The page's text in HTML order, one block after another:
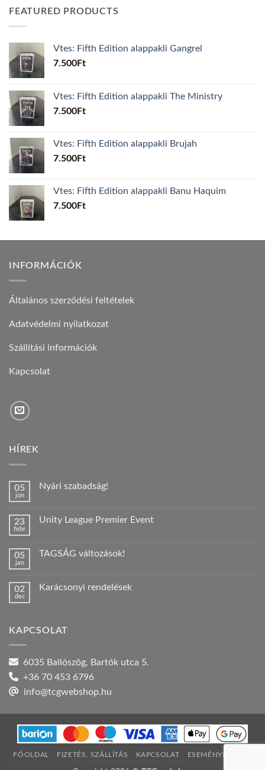
FEATURED PRODUCTS
Vtes: Fifth Edition alappakli Gangrel
7.500Ft
Vtes: Fifth Edition alappakli The Ministry
7.500Ft
Vtes: Fifth Edition alappakli Brujah
7.500Ft
Vtes: Fifth Edition alappakli Banu Haquim
7.500Ft
INFORMÁCIÓK
Általános szerződési feltételek
Adatvédelmi nyilatkozat
Szállítási információk
Kapcsolat
HÍREK
05
jún
Nyári szabadság!
Nyári
23
febr
Unity League Premier Event
Unity
bejegyzéshez
05
jan
TAGSÁG változások!
TAGSÁG
02
dec
Karácsonyi rendelések
rendelések
KAPCSOLAT
6035 Ballószög, Bartók utca 5.
+36 70 453 6796
info@tcgwebshop.hu
FŐOLDAL FIZETÉS, SZÁLLÍTÁS KAPCSOLAT ESEMÉNYNAPTÁR